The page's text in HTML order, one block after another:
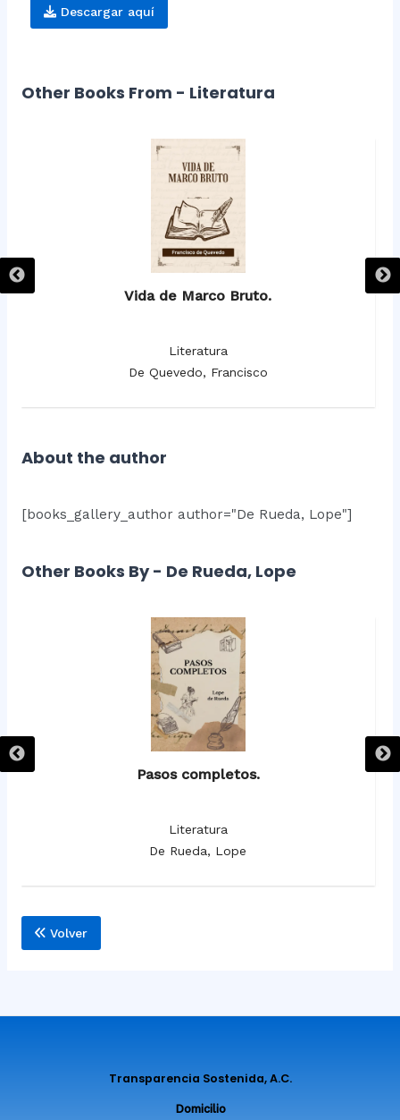
Descargar aquí
Other Books From - Literatura
Vida de Marco Bruto.
Literatura
De Quevedo, Francisco
About the author
[books_gallery_author author="De Rueda, Lope"]
Other Books By - De Rueda, Lope
Pasos completos.
Literatura
De Rueda, Lope
Volver
Transparencia Sostenida, A.C.
Domicilio